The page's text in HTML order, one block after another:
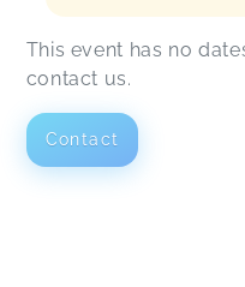
This event has no
contact us.
Contact